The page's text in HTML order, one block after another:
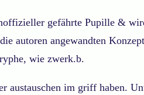
gefährte Pupille &
autoren angewandten
wie zwerk.b.
austauschen im griff haben.